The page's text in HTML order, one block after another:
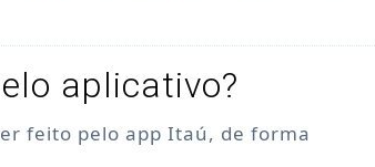
aplicativo?
feito pelo app Itaú, de forma